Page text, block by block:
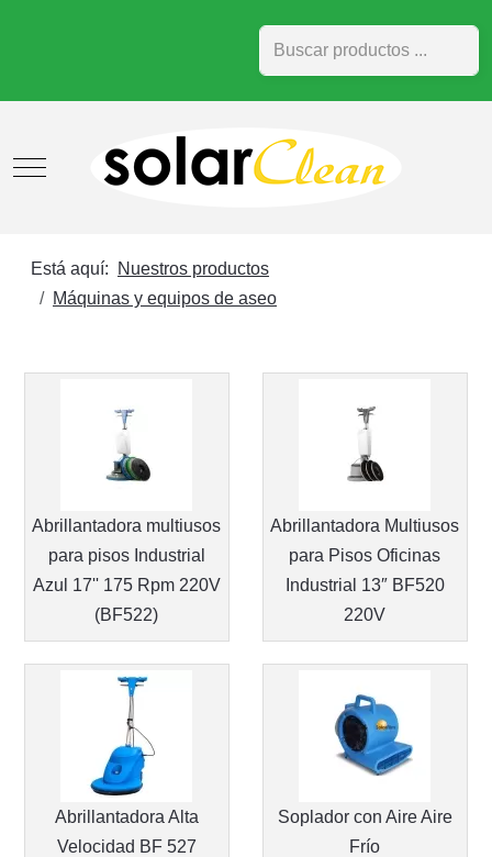
Buscar
Mobile Menu Toggle
Está aquí:
Nuestros productos
Máquinas y equipos de aseo
Abrillantadora multiusos
para pisos Industrial
Azul 17'' 175 Rpm 220V
(BF522)
Abrillantadora Multiusos
para Pisos Oficinas
Industrial 13″ BF520
220V
Abrillantadora Alta
Velocidad BF 527
Soplador con Aire Aire
Frío